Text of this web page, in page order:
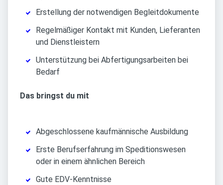
Erstellung der notwendigen Begleitdokumente
Regelmäßiger Kontakt mit Kunden, Lieferanten
und Dienstleistern
Unterstützung bei Abfertigungsarbeiten bei
Bedarf
Das bringst du mit
Abgeschlossene kaufmännische Ausbildung
Erste Berufserfahrung im Speditionswesen
oder in einem ähnlichen Bereich
Gute EDV-Kenntnisse